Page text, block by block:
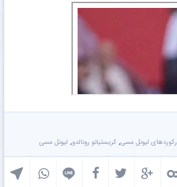
رکوردهای لیونل مسی, کریستیانو رونالدو, لیونل مسی